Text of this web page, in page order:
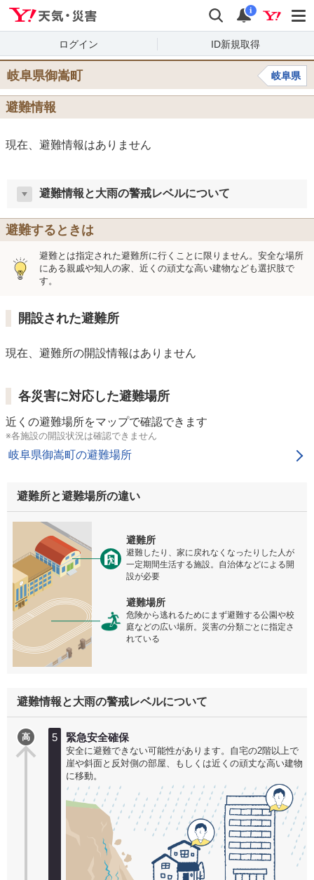
検索 通知
i
ログイン ID新規取得
岐阜県御嵩町 岐阜県
避難情報
現在、避難情報はありません
避難情報と大雨の警戒レベルについて
避難するときは
避難とは指定された避難所に行くことに限りません。安全な場所
にある親戚や知人の家、近くの頑丈な高い建物なども選択肢で
す。
開設された避難所
現在、避難所の開設情報はありません
各災害に対応した避難場所
近くの避難場所をマップで確認できます
※各施設の開設状況は確認できません
岐阜県御嵩町の避難場所
避難所と避難場所の違い
避難所
避難したり、家に戻れなくなったりした人が
一定期間生活する施設。自治体などによる開
設が必要
避難場所
危険から逃れるためにまず避難する公園や校
庭などの広い場所。災害の分類ごとに指定さ
れている
避難情報と大雨の警戒レベルについて
高 5 緊急安全確保
安全に避難できない可能性があります。自宅の2階以上で
崖や斜面と反対側の部屋、もしくは近くの頑丈な高い建物
に移動。